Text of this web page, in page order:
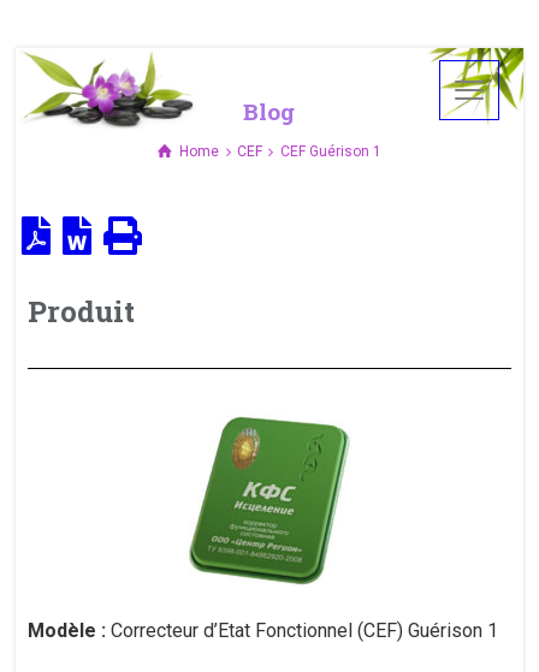
Blog
Home CEF CEF Guérison 1
Produit
Modèle : Correcteur d’Etat Fonctionnel (CEF) Guérison 1